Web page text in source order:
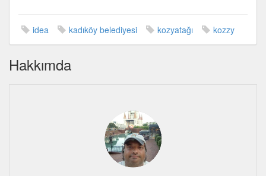
idea kadıköy belediyesi kozyatağı kozzy
Hakkımda